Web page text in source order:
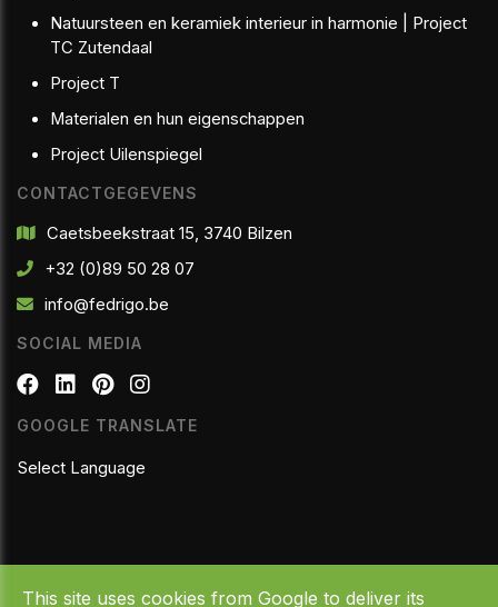
Natuursteen en keramiek interieur in harmonie | Project
TC Zutendaal
Project T
Materialen en hun eigenschappen
Project Uilenspiegel
CONTACTGEGEVENS
Caetsbeekstraat 15, 3740 Bilzen
+32 (0)89 50 28 07
info@fedrigo.be
SOCIAL MEDIA
GOOGLE TRANSLATE
Select Language
This site uses cookies from Google to deliver its